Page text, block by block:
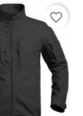
favorite_border